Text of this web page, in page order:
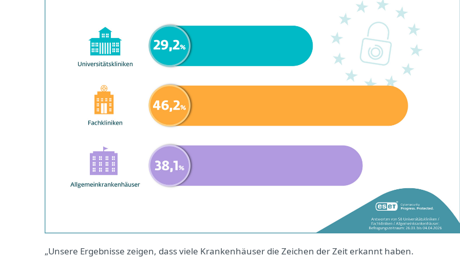
„Unsere Ergebnisse zeigen, dass viele Krankenhäuser die Zeichen der Zeit erkannt haben.